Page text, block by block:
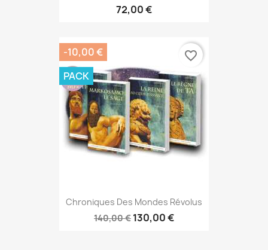
72,00 €
Chroniques Des Mondes Révolus
140,00 € 130,00 €
-10,00 €
PACK
favorite_border